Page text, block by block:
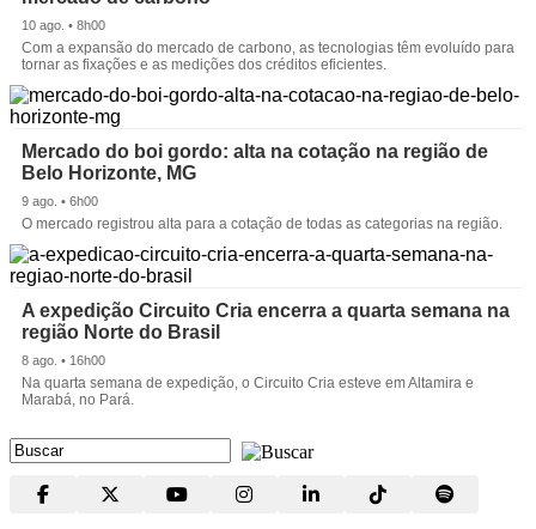
10 ago. • 8h00
Com a expansão do mercado de carbono, as tecnologias têm evoluído para
tornar as fixações e as medições dos créditos eficientes.
Mercado do boi gordo: alta na cotação na região de
Belo Horizonte, MG
9 ago. • 6h00
O mercado registrou alta para a cotação de todas as categorias na região.
A expedição Circuito Cria encerra a quarta semana na
região Norte do Brasil
8 ago. • 16h00
Na quarta semana de expedição, o Circuito Cria esteve em Altamira e
Marabá, no Pará.